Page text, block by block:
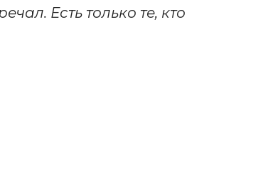
Есть только те, кто